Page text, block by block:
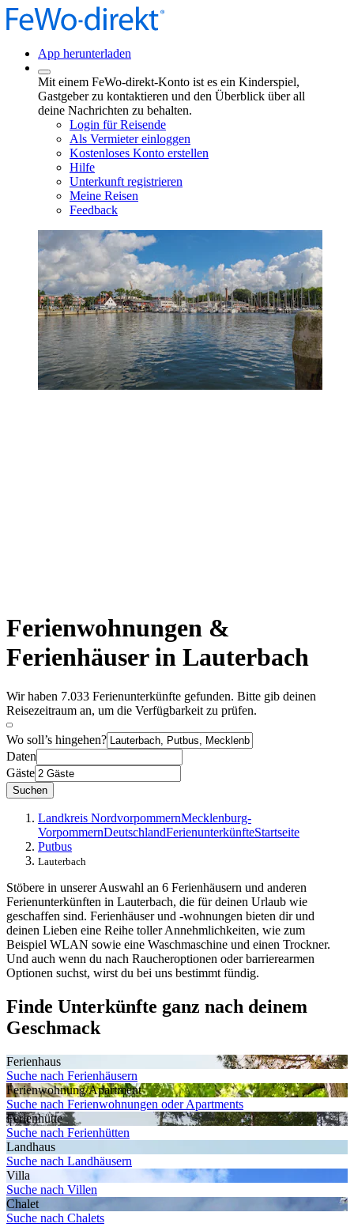
App herunterladen
Mit einem FeWo-direkt-Konto ist es ein Kinderspiel,
Gastgeber zu kontaktieren und den Überblick über all
deine Nachrichten zu behalten.
Login für Reisende
Als Vermieter einloggen
Kostenloses Konto erstellen
Hilfe
Unterkunft registrieren
Meine Reisen
Feedback
Ferienwohnungen &
Ferienhäuser in Lauterbach
Wir haben 7.033 Ferienunterkünfte gefunden. Bitte gib deinen
Reisezeitraum an, um die Verfügbarkeit zu prüfen.
Wo soll’s hingehen?
Daten
Gäste
Suchen
Landkreis NordvorpommernMecklenburg-
VorpommernDeutschlandFerienunterkünfteStartseite
Putbus
Lauterbach
Stöbere in unserer Auswahl an 6 Ferienhäusern und anderen
Ferienunterkünften in Lauterbach, die für deinen Urlaub wie
geschaffen sind. Ferienhäuser und -wohnungen bieten dir und
deinen Lieben eine Reihe toller Annehmlichkeiten, wie zum
Beispiel WLAN sowie eine Waschmaschine und einen Trockner.
Und auch wenn du nach Raucheroptionen oder barrierearmen
Optionen suchst, wirst du bei uns bestimmt fündig.
Finde Unterkünfte ganz nach deinem
Geschmack
Ferienhaus
Suche nach Ferienhäusern
Ferienwohnung/Apartment
Suche nach Ferienwohnungen oder Apartments
Ferienhütte
Suche nach Ferienhütten
Landhaus
Suche nach Landhäusern
Villa
Suche nach Villen
Chalet
Suche nach Chalets